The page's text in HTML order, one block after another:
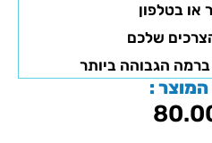
או בטלפון
שלכם
ברמה הגבוהה ביותר
המוצר :